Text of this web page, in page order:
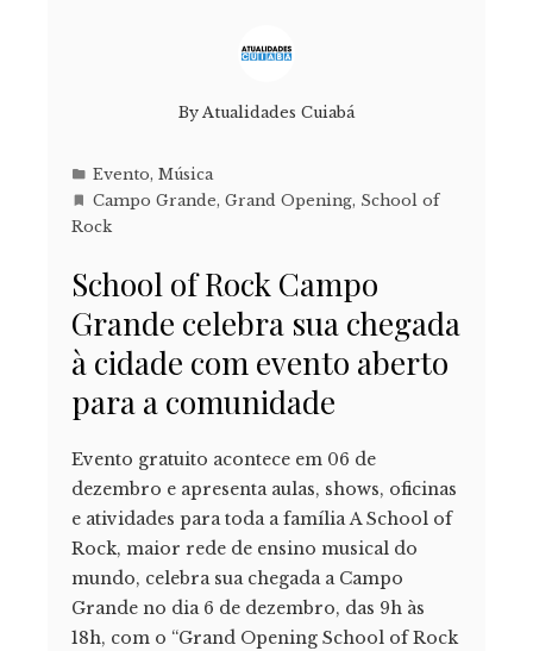
By Atualidades Cuiabá
Evento, Música
Campo Grande, Grand Opening, School of
Rock
School of Rock Campo
Grande celebra sua chegada
à cidade com evento aberto
para a comunidade
Evento gratuito acontece em 06 de
dezembro e apresenta aulas, shows, oficinas
e atividades para toda a família A School of
Rock, maior rede de ensino musical do
mundo, celebra sua chegada a Campo
Grande no dia 6 de dezembro, das 9h às
18h, com o “Grand Opening School of Rock